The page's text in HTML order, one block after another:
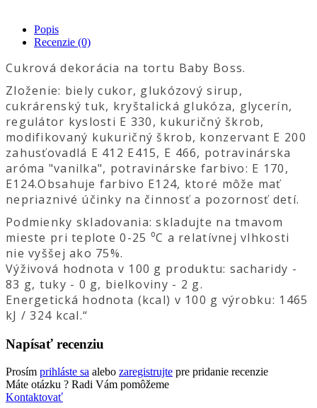
Popis
Recenzie (0)
Cukrová dekorácia na tortu Baby Boss.
Zloženie: biely cukor, glukózový sirup,
cukrárenský tuk, kryštalická glukóza, glycerín,
regulátor kyslosti E 330, kukuričný škrob,
modifikovaný kukuričný škrob, konzervant E 200
zahusťovadlá E 412 Е415, Е 466, potravinárska
aróma "vanilka", potravinárske farbivo: Е 170,
E124.Obsahuje farbivo E124, ktoré môže mať
nepriaznivé účinky na činnosť a pozornosť detí.
Podmienky skladovania: skladujte na tmavom
mieste pri teplote 0-25 ⁰С a relatívnej vlhkosti
nie vyššej ako 75%.
Výživová hodnota v 100 g produktu: sacharidy -
83 g, tuky - 0 g, bielkoviny - 2 g.
Energetická hodnota (kcal) v 100 g výrobku: 1465
kJ / 324 kcal.“
Napísať recenziu
Prosím prihláste sa alebo zaregistrujte pre pridanie recenzie
Máte otázku ? Radi Vám pomôžeme
Kontaktovať